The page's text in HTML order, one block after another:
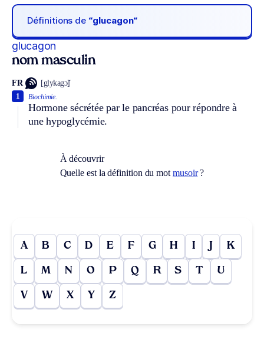
Définitions de “glucagon“
glucagon
nom masculin
FR [glykagɔ̃]
Biochimie.
Hormone sécrétée par le pancréas pour répondre à
une hypoglycémie.
1
À découvrir
Quelle est la définition du motmusoir?
A B C D E F G H I J K
L M N O P Q R S T U
V W X Y Z